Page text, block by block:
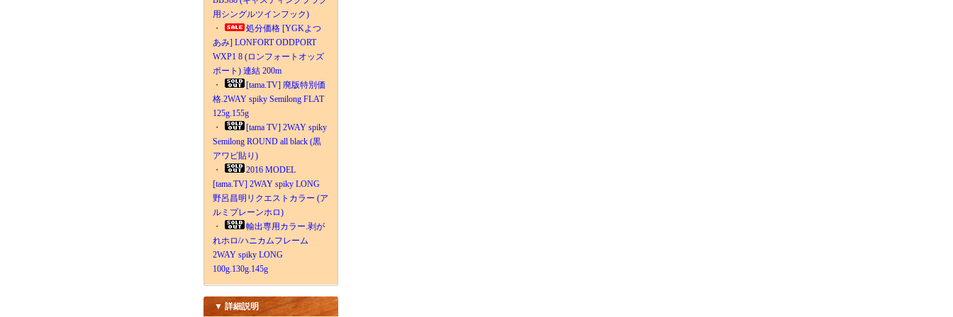
用シングルツインフック)
・
処分価格 [YGKよつ
あみ] LONFORT ODDPORT
WXP1 8 (ロンフォートオッズ
ポート) 連結 200m
・
[tama.TV] 廃版特別価
格.2WAY spiky Semilong FLAT
125g.155g
・
[tama TV] 2WAY spiky
Semilong ROUND all black (黒
アワビ貼り)
・
2016 MODEL
[tama.TV] 2WAY spiky LONG
野呂昌明リクエストカラー (ア
ルミプレーンホロ)
・
輸出専用カラー.剥が
れホロ/ハニカムフレーム
2WAY spiky LONG
100g.130g.145g
▼ 詳細説明